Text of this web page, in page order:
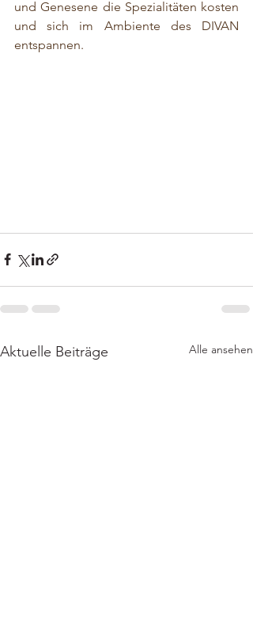
und Genesene die Spezialitäten kosten
und sich im Ambiente des DIVAN
entspannen.
Aktuelle Beiträge Alle ansehen